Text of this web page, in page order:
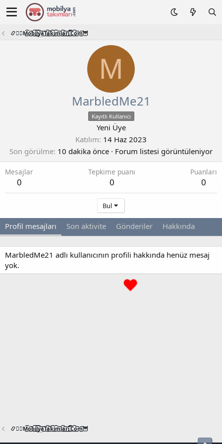
📿🧙‍♂️M͜͡o͜͡b͜͡i͜͡l͜͡y͜͡a͜͡T͜͡a͜͡k͜͡i͜͡m͜͡l͜͡a͜͡r͜͡i͜͡.͜͡C͜͡o͜͡m͜͡🦉
M
MarbledMe21
Kayıtlı Kullanıcı
Yeni Üye
Katılım 14 Haz 2023
Son görülme 10 dakika önce · Forum listesi görüntüleniyor
Mesajlar
0
Tepkime puanı
0
Puanları
0
Bul
Profil mesajları Son aktivite Gönderiler Hakkında
MarbledMe21 adlı kullanıcının profili hakkında henüz mesaj
yok.
📿🧙‍♂️M͜͡o͜͡b͜͡i͜͡l͜͡y͜͡a͜͡T͜͡a͜͡k͜͡i͜͡m͜͡l͜͡a͜͡r͜͡i͜͡.͜͡C͜͡o͜͡m͜͡🦉